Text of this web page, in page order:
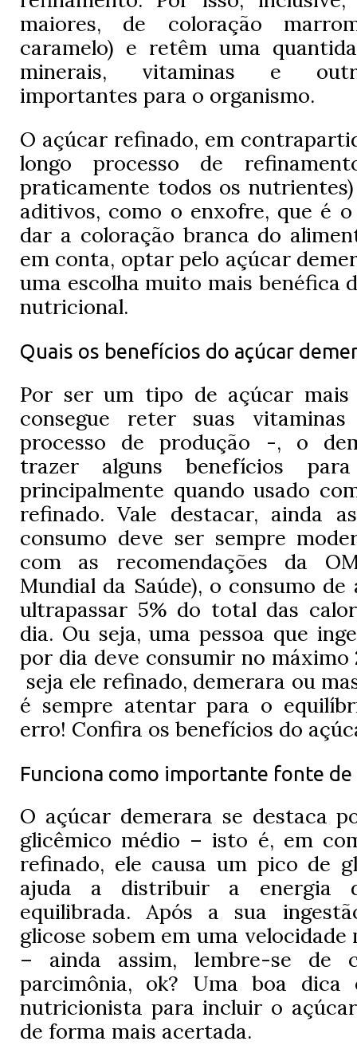
maiores, de coloração
caramelo) e retêm uma
minerais, vitaminas e
importantes para o organismo.
O açúcar refinado, em
longo processo de
praticamente todos os
aditivos, como o enxofre, que é
dar a coloração branca do
em conta, optar pelo açúcar
uma escolha muito mais benéfica
nutricional.
Quais os benefícios do açúcar
Por ser um tipo de açúcar
consegue reter suas
processo de produção -, o
trazer alguns benefícios
principalmente quando usado
refinado. Vale destacar, ainda
consumo deve ser sempre
com as recomendações da
Mundial da Saúde), o consumo
ultrapassar 5% do total das
dia. Ou seja, uma pessoa que
por dia deve consumir no máximo
seja ele refinado, demerara ou
é sempre atentar para o
erro! Confira os benefícios do
Funciona como importante fonte
O açúcar demerara se destaca
glicêmico médio – isto é, em
refinado, ele causa um pico de
ajuda a distribuir a energia
equilibrada. Após a sua
glicose sobem em uma velocidade
– ainda assim, lembre-se de
parcimônia, ok? Uma boa dica
nutricionista para incluir o
de forma mais acertada.